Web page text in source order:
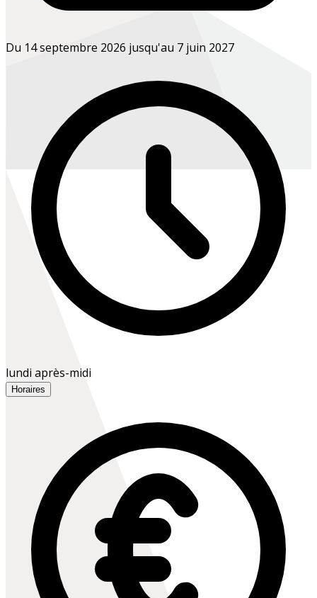
Du 14 septembre 2026 jusqu'au 7 juin 2027
lundi après-midi
Horaires